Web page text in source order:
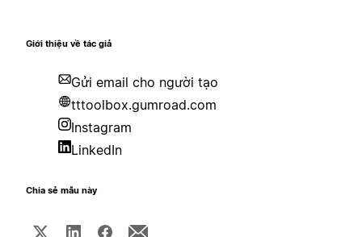
Giới thiệu về tác giả
Gửi email cho người tạo
tttoolbox.gumroad.com
Instagram
LinkedIn
Chia sẻ mẫu này